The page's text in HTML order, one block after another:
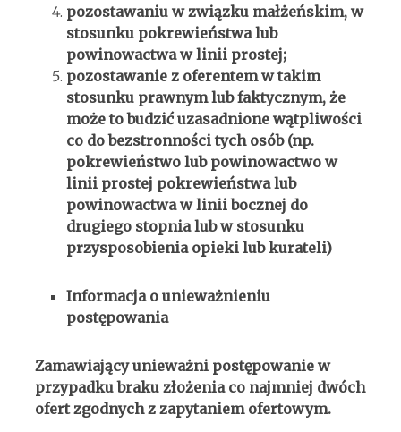
pozostawaniu w związku małżeńskim, w
stosunku pokrewieństwa lub
powinowactwa w linii prostej;
pozostawanie z oferentem w takim
stosunku prawnym lub faktycznym, że
może to budzić uzasadnione wątpliwości
co do bezstronności tych osób (np.
pokrewieństwo lub powinowactwo w
linii prostej pokrewieństwa lub
powinowactwa w linii bocznej do
drugiego stopnia lub w stosunku
przysposobienia opieki lub kurateli)
Informacja o unieważnieniu
postępowania
Zamawiający unieważni postępowanie w
przypadku braku złożenia co najmniej dwóch
ofert zgodnych z zapytaniem ofertowym.